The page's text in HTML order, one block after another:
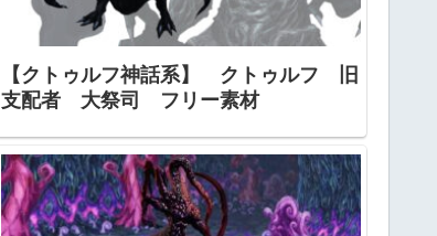
【クトゥルフ神話系】 クトゥルフ 旧
支配者 大祭司 フリー素材